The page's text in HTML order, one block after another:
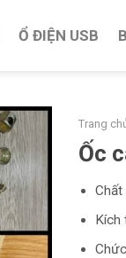
Ổ ĐIỆN USB
Trang
Ốc
Chất
Kích